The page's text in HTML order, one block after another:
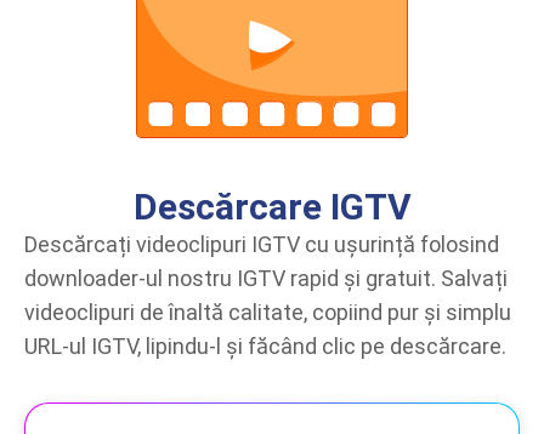
Descărcare IGTV
Descărcați videoclipuri IGTV cu ușurință folosind
downloader-ul nostru IGTV rapid și gratuit. Salvați
videoclipuri de înaltă calitate, copiind pur și simplu
URL-ul IGTV, lipindu-l și făcând clic pe descărcare.